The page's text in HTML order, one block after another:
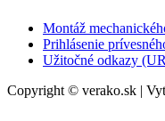
Montáž
Prihlásenie
Užitočné odkazy
Copyright © verako.sk |